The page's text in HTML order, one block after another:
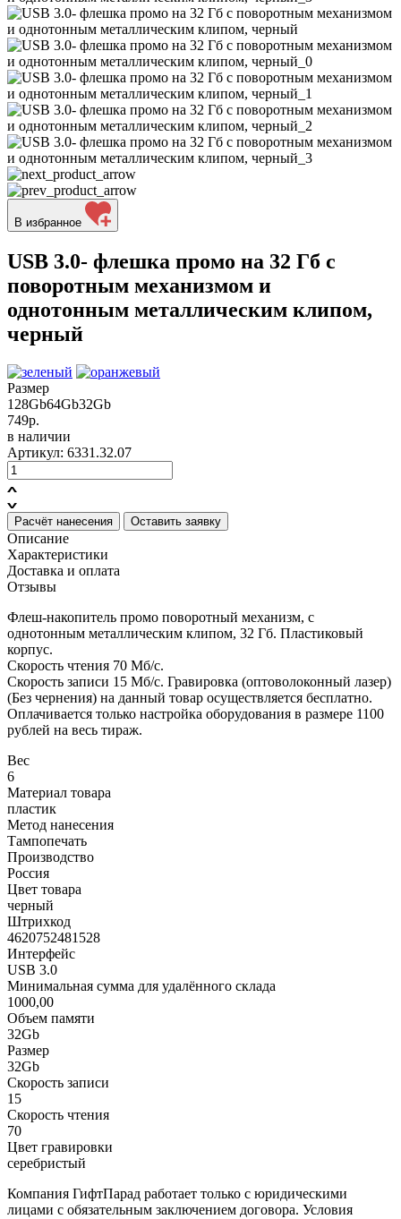
В избранное
USB 3.0- флешка промо на 32 Гб с
поворотным механизмом и
однотонным металлическим клипом,
черный
Размер
128Gb64Gb32Gb
749р.
в наличии
Артикул: 6331.32.07
Расчёт нанесения Оставить заявку
Описание
Характеристики
Доставка и оплата
Отзывы
Флеш-накопитель промо поворотный механизм, с
однотонным металлическим клипом, 32 Гб. Пластиковый
корпус.
Cкорость чтения 70 Мб/c.
Скорость записи 15 Мб/c. Гравировка (оптоволоконный лазер)
(Без чернения) на данный товар осуществляется бесплатно.
Оплачивается только настройка оборудования в размере 1100
рублей на весь тираж.
Вес
6
Материал товара
пластик
Метод нанесения
Тампопечать
Производство
Россия
Цвет товара
черный
Штрихкод
4620752481528
Интерфейс
USB 3.0
Минимальная сумма для удалённого склада
1000,00
Объем памяти
32Gb
Размер
32Gb
Скорость записи
15
Скорость чтения
70
Цвет гравировки
серебристый
Компания ГифтПарад работает только с юридическими
лицами с обязательным заключением договора. Условия